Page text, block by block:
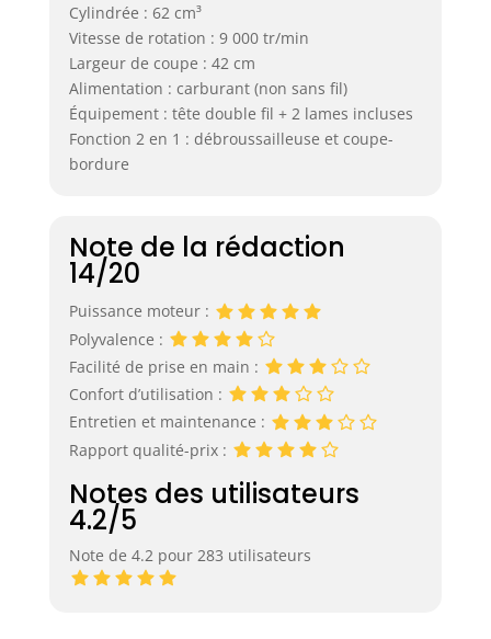
Cylindrée : 62 cm³
Vitesse de rotation : 9 000 tr/min
Largeur de coupe : 42 cm
Alimentation : carburant (non sans fil)
Équipement : tête double fil + 2 lames incluses
Fonction 2 en 1 : débroussailleuse et coupe-
bordure
Note de la rédaction
14/20
Puissance moteur :
Polyvalence :
Facilité de prise en main :
Confort d’utilisation :
Entretien et maintenance :
Rapport qualité-prix :
Notes des utilisateurs
4.2/5
Note de 4.2 pour 283 utilisateurs